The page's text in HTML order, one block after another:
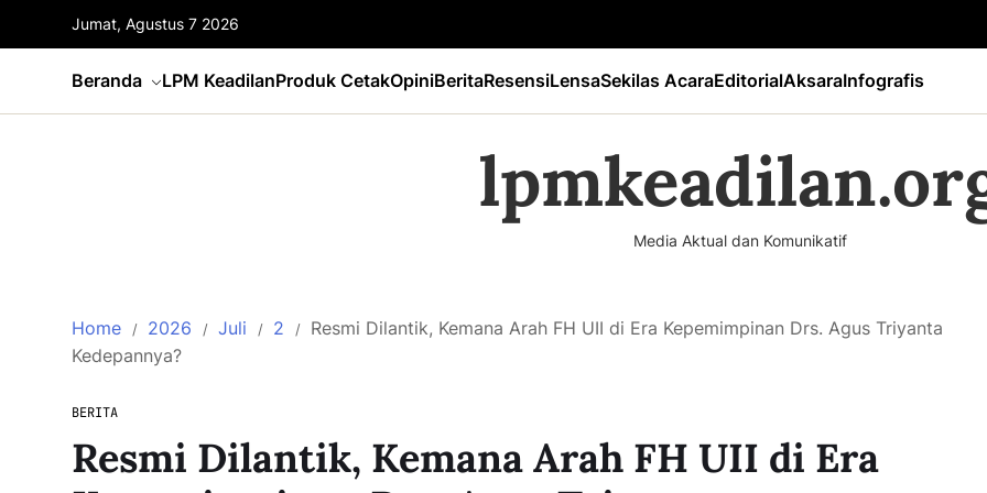
Jumat, Agustus 7 2026
Beranda LPM KeadilanProduk CetakOpiniBeritaResensiLensaSekilas AcaraEditorialAksaraInfografis
Media Aktual dan Komunikatif
Home 2026 Juli 2
Resmi Dilantik, Kemana Arah FH UII di Era Kepemimpinan Drs. Agus Triyanta
Kedepannya?
BERITA
Resmi Dilantik, Kemana Arah FH UII di Era